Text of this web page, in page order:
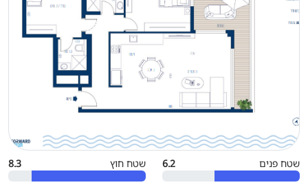
שטח פנים 6.2 שטח חוץ 8.3